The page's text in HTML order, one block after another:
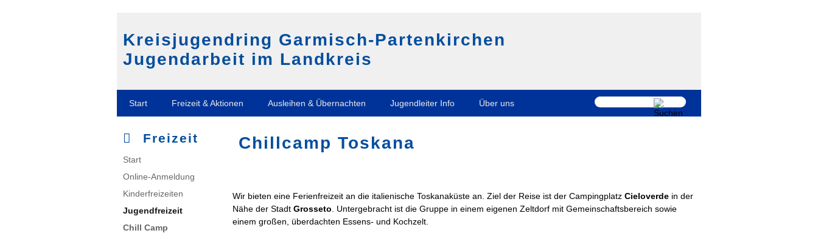
Kreisjugendring Garmisch-Partenkirchen
Jugendarbeit im Landkreis
Navigation
Start Freizeit & Aktionen Ausleihen & Übernachten Jugendleiter Info Über uns
Chillcamp Toskana
Wir bieten eine Ferienfreizeit an die italienische Toskanaküste an. Ziel der Reise ist der Campingplatz Cieloverde in der
Nähe der Stadt Grosseto . Untergebracht ist die Gruppe in einem eigenen Zeltdorf mit Gemeinschaftsbereich sowie
einem großen, überdachten Essens- und Kochzelt.
Freizeit
Navigation
Start
Online-Anmeldung
Kinderfreizeiten
Jugendfreizeit
Chill Camp